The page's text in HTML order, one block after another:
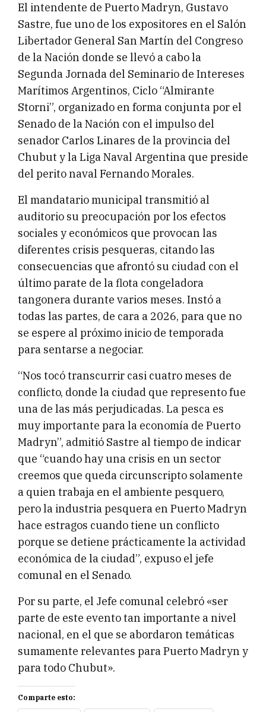
El intendente de Puerto Madryn, Gustavo
Sastre, fue uno de los expositores en el Salón
Libertador General San Martín del Congreso
de la Nación donde se llevó a cabo la
Segunda Jornada del Seminario de Intereses
Marítimos Argentinos, Ciclo “Almirante
Storni”, organizado en forma conjunta por el
Senado de la Nación con el impulso del
senador Carlos Linares de la provincia del
Chubut y la Liga Naval Argentina que preside
del perito naval Fernando Morales.
El mandatario municipal transmitió al
auditorio su preocupación por los efectos
sociales y económicos que provocan las
diferentes crisis pesqueras, citando las
consecuencias que afrontó su ciudad con el
último parate de la flota congeladora
tangonera durante varios meses. Instó a
todas las partes, de cara a 2026, para que no
se espere al próximo inicio de temporada
para sentarse a negociar.
“Nos tocó transcurrir casi cuatro meses de
conflicto, donde la ciudad que represento fue
una de las más perjudicadas. La pesca es
muy importante para la economía de Puerto
Madryn”, admitió Sastre al tiempo de indicar
que “cuando hay una crisis en un sector
creemos que queda circunscripto solamente
a quien trabaja en el ambiente pesquero,
pero la industria pesquera en Puerto Madryn
hace estragos cuando tiene un conflicto
porque se detiene prácticamente la actividad
económica de la ciudad”, expuso el jefe
comunal en el Senado.
Por su parte, el Jefe comunal celebró «ser
parte de este evento tan importante a nivel
nacional, en el que se abordaron temáticas
sumamente relevantes para Puerto Madryn y
para todo Chubut».
Comparte esto: